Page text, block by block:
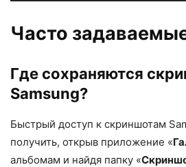
Часто
Где сохраняются
Samsung?
Быстрый доступ к скриншотам
получить, открыв приложение «
альбомам и найдя папку «